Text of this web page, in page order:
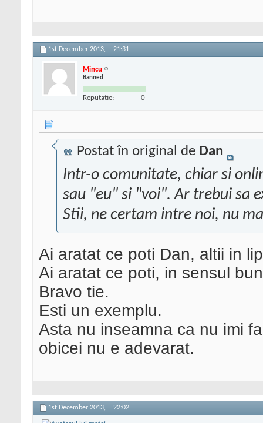
1st December 2013, 21:31
Mincu
Banned
Reputatie: 0
Postat în original de Dan
Intr-o comunitate, chiar si
sau "eu" si "voi". Ar trebui sa
Stii, ne certam intre noi, nu
Ai aratat ce poti Dan, altii in
Ai aratat ce poti, in sensul
Bravo tie.
Esti un exemplu.
Asta nu inseamna ca nu imi
obicei nu e adevarat.
1st December 2013, 22:02